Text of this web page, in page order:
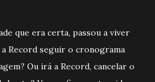
que era certa, passou a viver
Record seguir o cronograma
Ou irá a Record, cancelar o